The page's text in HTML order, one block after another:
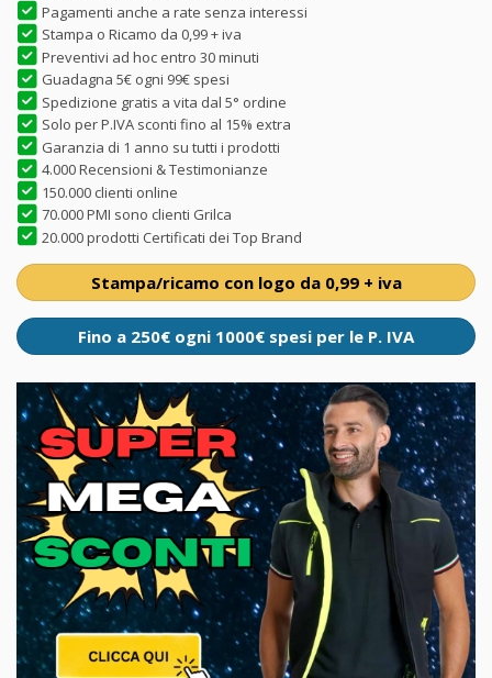
Pagamenti anche a rate senza interessi
Stampa o Ricamo da 0,99 + iva
Preventivi ad hoc entro 30 minuti
Guadagna 5€ ogni 99€ spesi
Spedizione gratis a vita dal 5° ordine
Solo per P.IVA sconti fino al 15% extra
Garanzia di 1 anno su tutti i prodotti
4.000 Recensioni & Testimonianze
150.000 clienti online
70.000 PMI sono clienti Grilca
20.000 prodotti Certificati dei Top Brand
Stampa/ricamo con logo da 0,99 + iva
Fino a 250€ ogni 1000€ spesi per le P. IVA